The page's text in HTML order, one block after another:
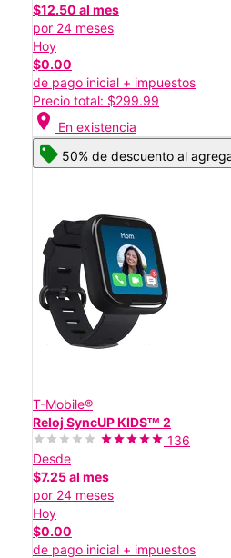
$12.50 al mes
por 24 meses
Hoy
$0.00
de pago inicial + impuestos
Precio total: $299.99
location_on En existencia
50% de descuento al
T-Mobile®
Reloj SyncUP KIDSᵀᴹ 2
136
Desde
$7.25 al mes
por 24 meses
Hoy
$0.00
de pago inicial + impuestos